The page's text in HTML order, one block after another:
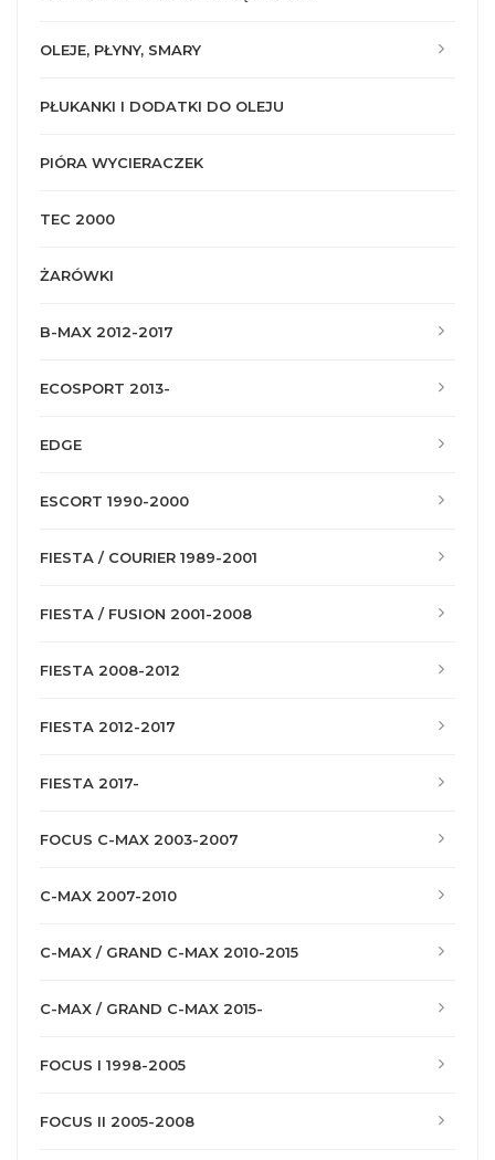
OLEJE, PŁYNY, SMARY
PŁUKANKI I DODATKI DO OLEJU
PIÓRA WYCIERACZEK
TEC 2000
ŻARÓWKI
B-MAX 2012-2017
ECOSPORT 2013-
EDGE
ESCORT 1990-2000
FIESTA / COURIER 1989-2001
FIESTA / FUSION 2001-2008
FIESTA 2008-2012
FIESTA 2012-2017
FIESTA 2017-
FOCUS C-MAX 2003-2007
C-MAX 2007-2010
C-MAX / GRAND C-MAX 2010-2015
C-MAX / GRAND C-MAX 2015-
FOCUS I 1998-2005
FOCUS II 2005-2008